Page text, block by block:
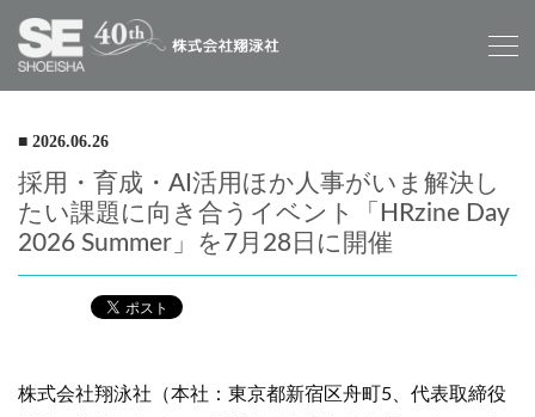
■ 2026.06.26
採用・育成・AI活用ほか人事がいま解決し
たい課題に向き合うイベント「HRzine Day
2026 Summer」を7月28日に開催
株式会社翔泳社（本社：東京都新宿区舟町5、代表取締役